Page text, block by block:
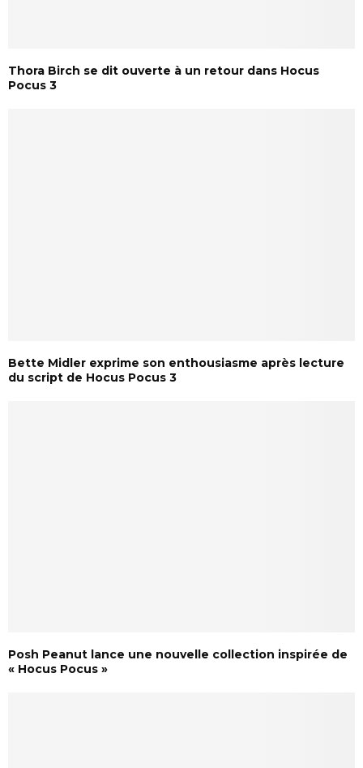
Thora Birch se dit ouverte à un retour dans Hocus
Pocus 3
Bette Midler exprime son enthousiasme après lecture
du script de Hocus Pocus 3
Posh Peanut lance une nouvelle collection inspirée de
« Hocus Pocus »